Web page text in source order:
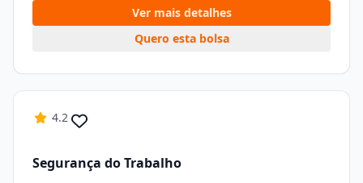
Ver mais detalhes
Quero esta bolsa
4.2
Segurança do Trabalho